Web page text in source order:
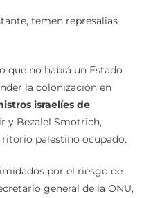
temen represalias
que no habrá un Estado
la colonización en
israelíes de
y Bezalel Smotrich,
palestino ocupado.
por el riesgo de
general de la ONU,